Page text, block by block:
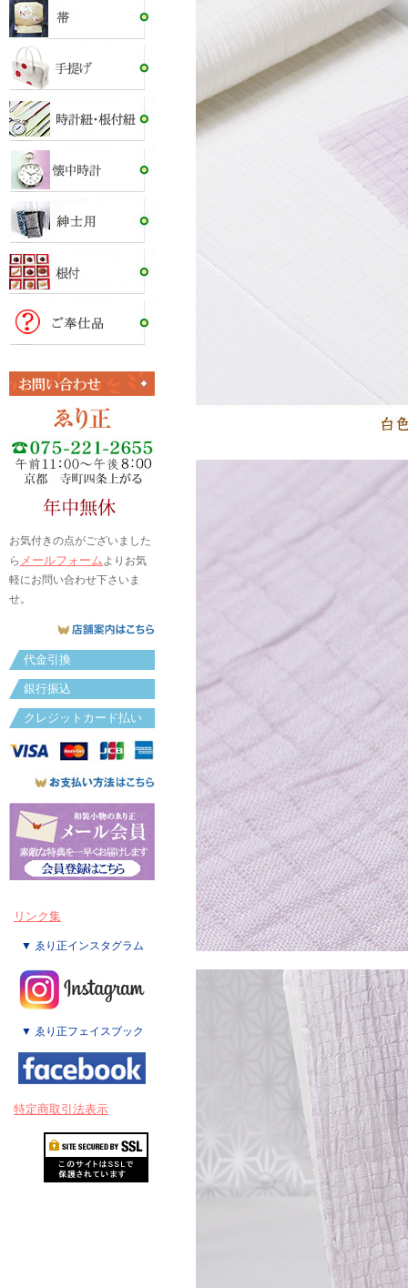
お気付きの点がございました
ら メールフォームよりお気
軽にお問い合わせ下さいま
せ。
代金引換
銀行振込
クレジットカード払い
リンク集
▼ ゑり正インスタグラム
▼ ゑり正フェイスブック
特定商取引法表示